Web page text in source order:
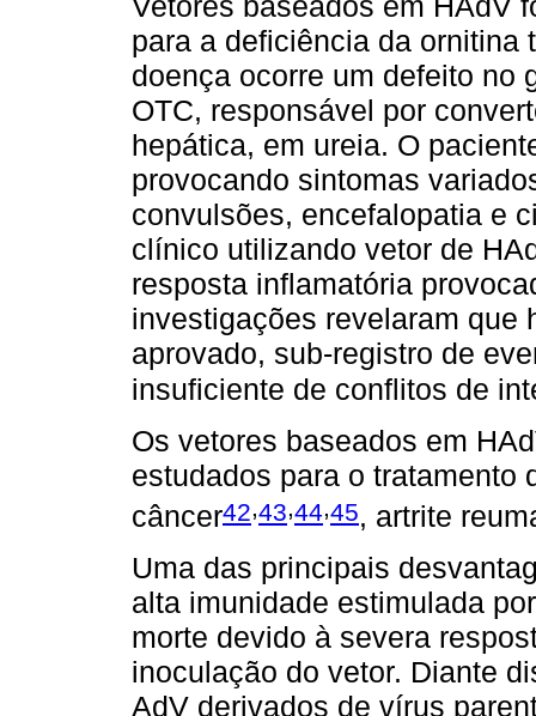
para a deficiência da ornitina
doença ocorre um defeito no
OTC, responsável por
hepática, em ureia. O
provocando sintomas
convulsões, encefalopatia e
clínico utilizando vetor de
resposta inflamatória
investigações revelaram que
aprovado, sub-registro de
insuficiente de conflitos de
Os vetores baseados em
estudados para o tratamento
câncer42,43,44,45, artrite
Uma das principais
alta imunidade estimulada
morte devido à severa
inoculação do vetor. Diante
AdV derivados de vírus